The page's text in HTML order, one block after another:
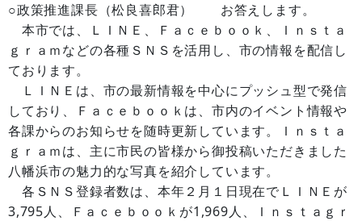
○政策推進課長（松良喜郎君） お答えします。
本市では、ＬＩＮＥ、Ｆａｃｅｂｏｏｋ、Ｉｎｓｔａ
ｇｒａｍなどの各種ＳＮＳを活用し、市の情報を配信し
ております。
ＬＩＮＥは、市の最新情報を中心にプッシュ型で発信
しており、Ｆａｃｅｂｏｏｋは、市内のイベント情報や
各課からのお知らせを随時更新しています。Ｉｎｓｔａ
ｇｒａｍは、主に市民の皆様から御投稿いただきました
八幡浜市の魅力的な写真を紹介しています。
各ＳＮＳ登録者数は、本年２月１日現在でＬＩＮＥが
3,795人、Ｆａｃｅｂｏｏｋが1,969人、Ｉｎｓｔａｇｒ